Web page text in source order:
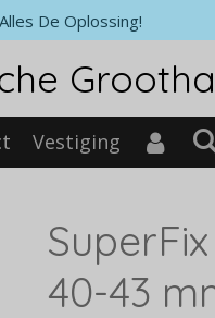
De Oplossing!
Vestiging
40-43